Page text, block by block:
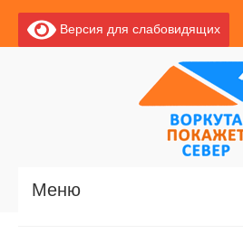
Версия для слабовидящих
Меню